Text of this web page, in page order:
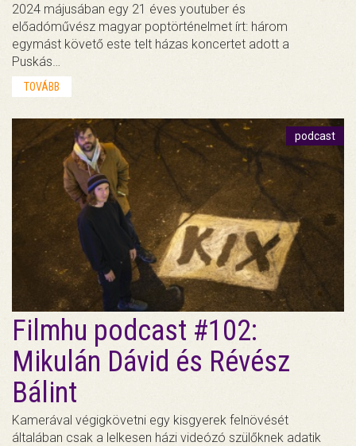
2024 májusában egy 21 éves youtuber és
előadóművész magyar poptörténelmet írt: három
egymást követő este telt házas koncertet adott a
Puskás…
TOVÁBB
podcast
Filmhu podcast #102:
Mikulán Dávid és Révész
Bálint
Kamerával végigkövetni egy kisgyerek felnövését
általában csak a lelkesen házi videózó szülőknek adatik